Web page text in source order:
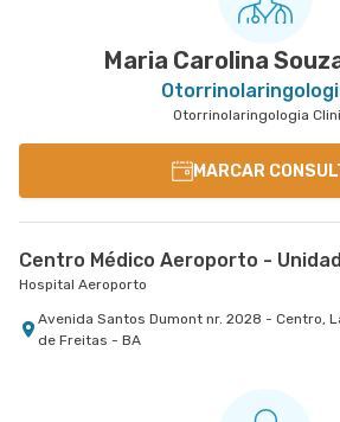
Maria Carolina
Otorrinolaringologia
MARCAR
Centro Médico Aeroporto -
Hospital Aeroporto
Avenida Santos Dumont nr. 2028 - Centro,
de Freitas - BA